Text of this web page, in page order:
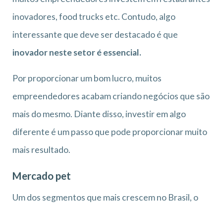
inovadores, food trucks etc. Contudo, algo
interessante que deve ser destacado é que
inovador neste setor é essencial.
Por proporcionar um bom lucro, muitos
empreendedores acabam criando negócios que são
mais do mesmo. Diante disso, investir em algo
diferente é um passo que pode proporcionar muito
mais resultado.
Mercado pet
Um dos segmentos que mais crescem no Brasil, o